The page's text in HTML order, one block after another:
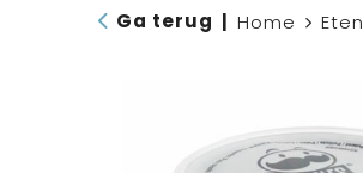
Ga terug Home